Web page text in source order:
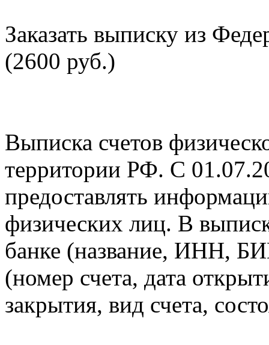
Заказать выписку из
(2600 руб.)
Выписка счетов
территории РФ. С
предоставлять
физических лиц. В
банке (название, ИНН,
(номер счета, дата
закрытия, вид счета,